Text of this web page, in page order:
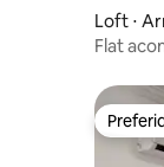
Loft ⋅
Flat